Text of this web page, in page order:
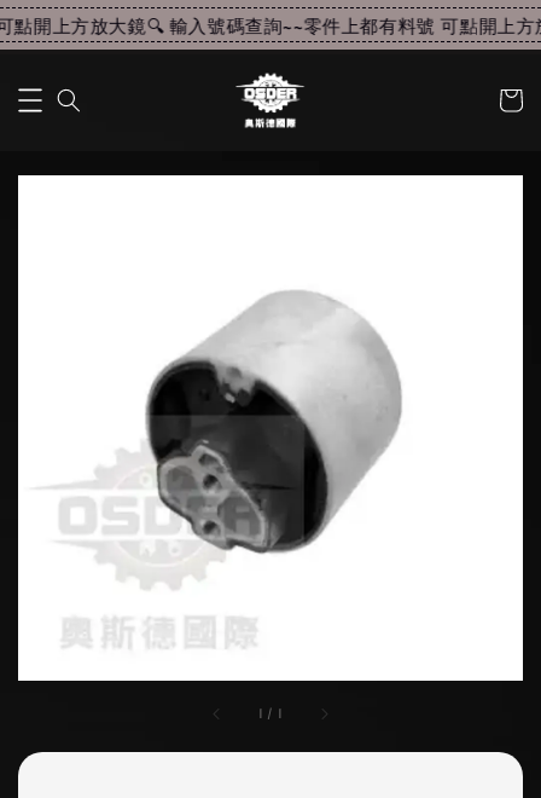
開上方放大鏡🔍 輸入號碼查詢~~零件上都有料號 可點開上方
1 / 1